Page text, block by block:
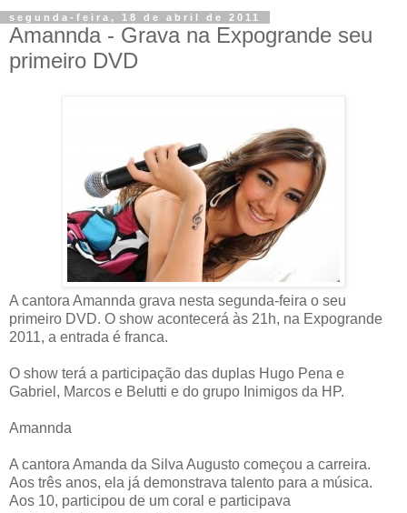
segunda-feira, 18 de abril de 2011
Amannda - Grava na Expogrande seu
primeiro DVD
A cantora Amannda grava nesta segunda-feira o seu
primeiro DVD. O show acontecerá às 21h, na Expogrande
2011, a entrada é franca.
O show terá a participação das duplas Hugo Pena e
Gabriel, Marcos e Belutti e do grupo Inimigos da HP.
Amannda
A cantora Amanda da Silva Augusto começou a carreira.
Aos três anos, ela já demonstrava talento para a música.
Aos 10, participou de um coral e participava